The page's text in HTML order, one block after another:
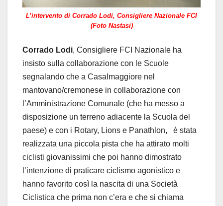
L’intervento di Corrado Lodi, Consigliere Nazionale FCI
(Foto Nastasi)
Corrado Lodi, Consigliere FCI Nazionale ha
insisto sulla collaborazione con le Scuole
segnalando che a Casalmaggiore nel
mantovano/cremonese in collaborazione con
l’Amministrazione Comunale (che ha messo a
disposizione un terreno adiacente la Scuola del
paese) e con i Rotary, Lions e Panathlon, è stata
realizzata una piccola pista che ha attirato molti
ciclisti giovanissimi che poi hanno dimostrato
l’intenzione di praticare ciclismo agonistico e
hanno favorito così la nascita di una Società
Ciclistica che prima non c’era e che si chiama